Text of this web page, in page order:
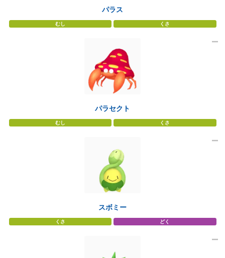
パラス
むし くさ
パラセクト
むし くさ
スボミー
くさ どく